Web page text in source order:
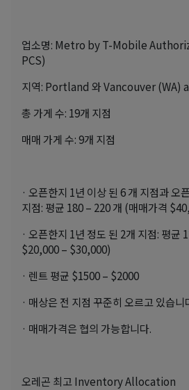
업소명: Metro by T-Mobile
PCS)
지역: Portland 와 Vancouver (WA)
총 가게 수: 19개 지점
매매 가게 수: 9개 지점
· 오픈한지 1년 이상 된 6 개 지점과 오
지점: 평균 180 – 220 개 (매매가격
· 오픈한지 1년 정도 된 2개 지점: 평균
$20,000 – $30,000)
· 렌트 평균 $1500 – $2000
· 매상은 전 지점 꾸준히 오르고 있습니
· 매매가격은 협의 가능합니다.
오레곤 최고 Inventory Allocation